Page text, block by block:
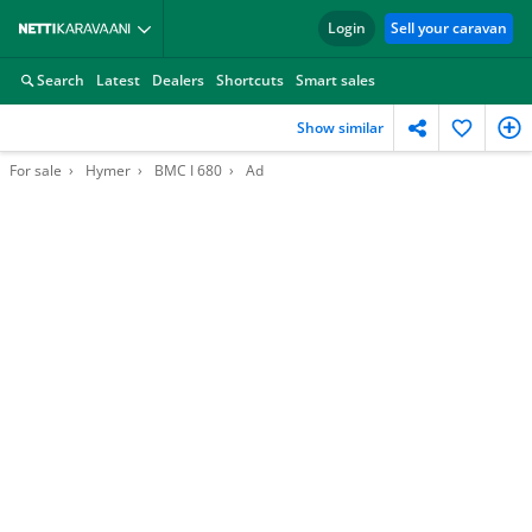
Login Sell your caravan
Search Latest Dealers Shortcuts Smart sales
Show similar
For sale Hymer BMC I 680 Ad